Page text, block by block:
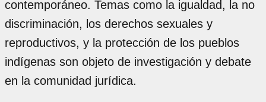
contemporáneo. Temas como la igualdad, la no
discriminación, los derechos sexuales y
reproductivos, y la protección de los pueblos
indígenas son objeto de investigación y debate
en la comunidad jurídica.